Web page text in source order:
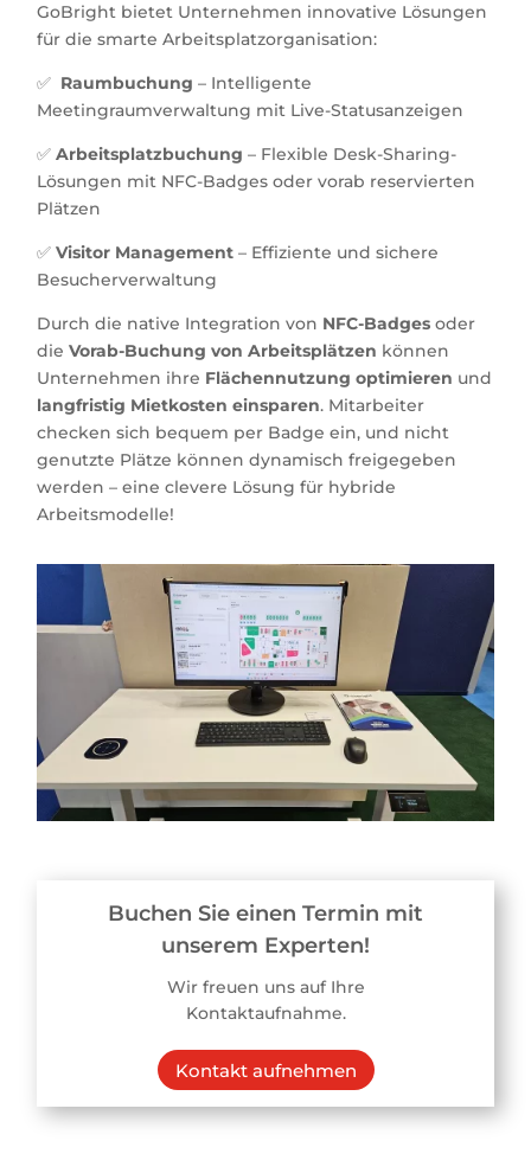
GoBright bietet Unternehmen innovative Lösungen
für die smarte Arbeitsplatzorganisation:
✅ Raumbuchung – Intelligente
Meetingraumverwaltung mit Live-Statusanzeigen
✅ Arbeitsplatzbuchung – Flexible Desk-Sharing-
Lösungen mit NFC-Badges odervorab reservierten
Plätzen
✅ Visitor Management – Effiziente und sichere
Besucherverwaltung
Durch die native Integration von NFC-Badges oder
dieVorab-Buchung von Arbeitsplätzen können
Unternehmen ihre Flächennutzung optimieren und
langfristig Mietkosten einsparen. Mitarbeiter
checken sich bequem per Badge ein, und nicht
genutzte Plätze können dynamisch freigegeben
werden – eine clevere Lösung für hybride
Arbeitsmodelle!
Buchen Sie einen Termin mit
unserem Experten!
Wir freuen uns auf Ihre
Kontaktaufnahme.
Kontakt aufnehmen